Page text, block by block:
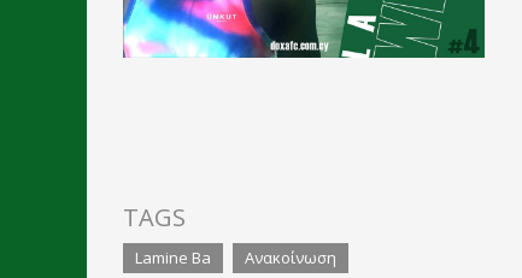
TAGS
Lamine Ba Ανακοίνωση